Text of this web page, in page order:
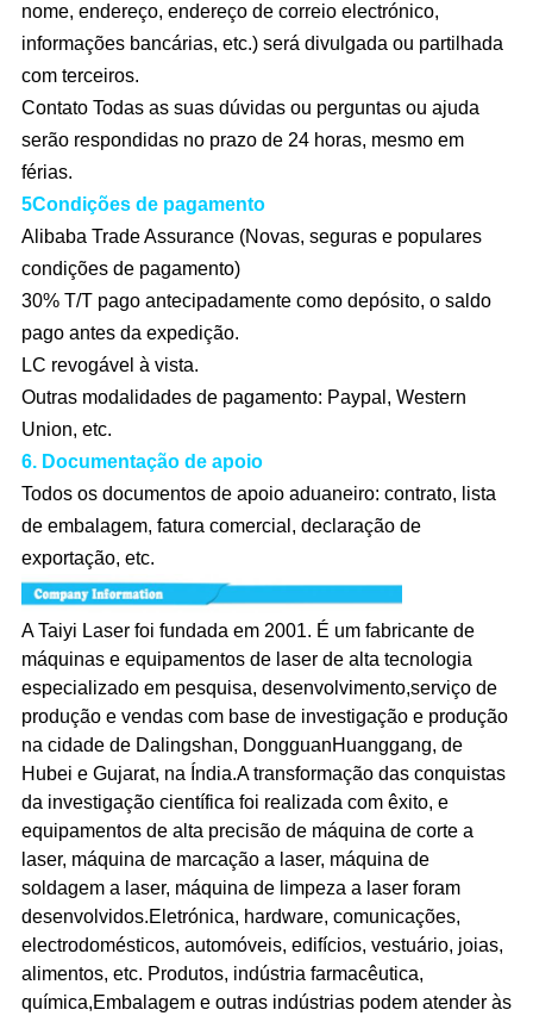
nome, endereço, endereço de correio electrónico,
informações bancárias, etc.) será divulgada ou partilhada
com terceiros.
Contato Todas as suas dúvidas ou perguntas ou ajuda
serão respondidas no prazo de 24 horas, mesmo em
férias.
5Condições de pagamento
Alibaba Trade Assurance (Novas, seguras e populares
condições de pagamento)
30% T/T pago antecipadamente como depósito, o saldo
pago antes da expedição.
LC revogável à vista.
Outras modalidades de pagamento: Paypal, Western
Union, etc.
6. Documentação de apoio
Todos os documentos de apoio aduaneiro: contrato, lista
de embalagem, fatura comercial, declaração de
exportação, etc.
A Taiyi Laser foi fundada em 2001. É um fabricante de
máquinas e equipamentos de laser de alta tecnologia
especializado em pesquisa, desenvolvimento,serviço de
produção e vendas com base de investigação e produção
na cidade de Dalingshan, DongguanHuanggang, de
Hubei e Gujarat, na Índia.A transformação das conquistas
da investigação científica foi realizada com êxito, e
equipamentos de alta precisão de máquina de corte a
laser, máquina de marcação a laser, máquina de
soldagem a laser, máquina de limpeza a laser foram
desenvolvidos.Eletrónica, hardware, comunicações,
electrodomésticos, automóveis, edifícios, vestuário, joias,
alimentos, etc. Produtos, indústria farmacêutica,
química,Embalagem e outras indústrias podem atender às